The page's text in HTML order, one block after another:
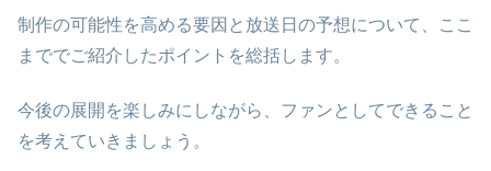
制作の可能性を高める要因と放送日の予想について、ここ
まででご紹介したポイントを総括します。
今後の展開を楽しみにしながら、ファンとしてできること
を考えていきましょう。